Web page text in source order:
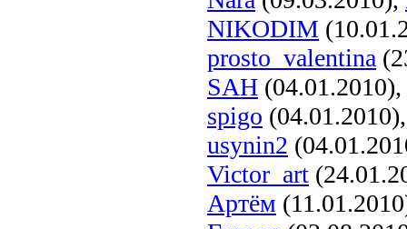
NIKODIM
prosto_valentina
SAH (04.01.2010),
spigo
usynin2
Victor_art
Артём